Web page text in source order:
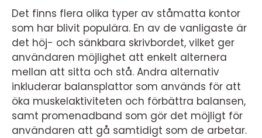
Det finns flera olika typer av ståmatta kontor
som har blivit populära. En av de vanligaste är
det höj- och sänkbara skrivbordet, vilket ger
användaren möjlighet att enkelt alternera
mellan att sitta och stå. Andra alternativ
inkluderar balansplattor som används för att
öka muskelaktiviteten och förbättra balansen,
samt promenadband som gör det möjligt för
användaren att gå samtidigt som de arbetar.